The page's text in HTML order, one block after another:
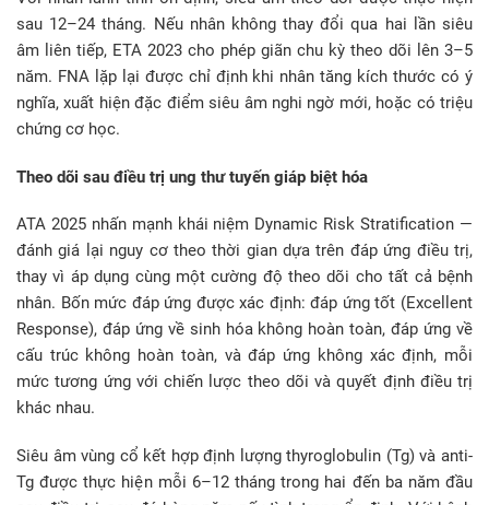
sau 12–24 tháng. Nếu nhân không thay đổi qua hai lần siêu
âm liên tiếp, ETA 2023 cho phép giãn chu kỳ theo dõi lên 3–5
năm. FNA lặp lại được chỉ định khi nhân tăng kích thước có ý
nghĩa, xuất hiện đặc điểm siêu âm nghi ngờ mới, hoặc có triệu
chứng cơ học.
Theo dõi sau điều trị ung thư tuyến giáp biệt hóa
ATA 2025 nhấn mạnh khái niệm Dynamic Risk Stratification —
đánh giá lại nguy cơ theo thời gian dựa trên đáp ứng điều trị,
thay vì áp dụng cùng một cường độ theo dõi cho tất cả bệnh
nhân. Bốn mức đáp ứng được xác định: đáp ứng tốt (Excellent
Response), đáp ứng về sinh hóa không hoàn toàn, đáp ứng về
cấu trúc không hoàn toàn, và đáp ứng không xác định, mỗi
mức tương ứng với chiến lược theo dõi và quyết định điều trị
khác nhau.
Siêu âm vùng cổ kết hợp định lượng thyroglobulin (Tg) và anti-
Tg được thực hiện mỗi 6–12 tháng trong hai đến ba năm đầu